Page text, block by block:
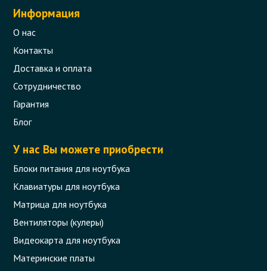
Информация
О нас
Контакты
Доставка и оплата
Сотрудничество
Гарантия
Блог
У нас Вы можете приобрести
Блоки питания для ноутбука
Клавиатуры для ноутбука
Матрица для ноутбука
Вентиляторы (кулеры)
Видеокарта для ноутбука
Материнские платы